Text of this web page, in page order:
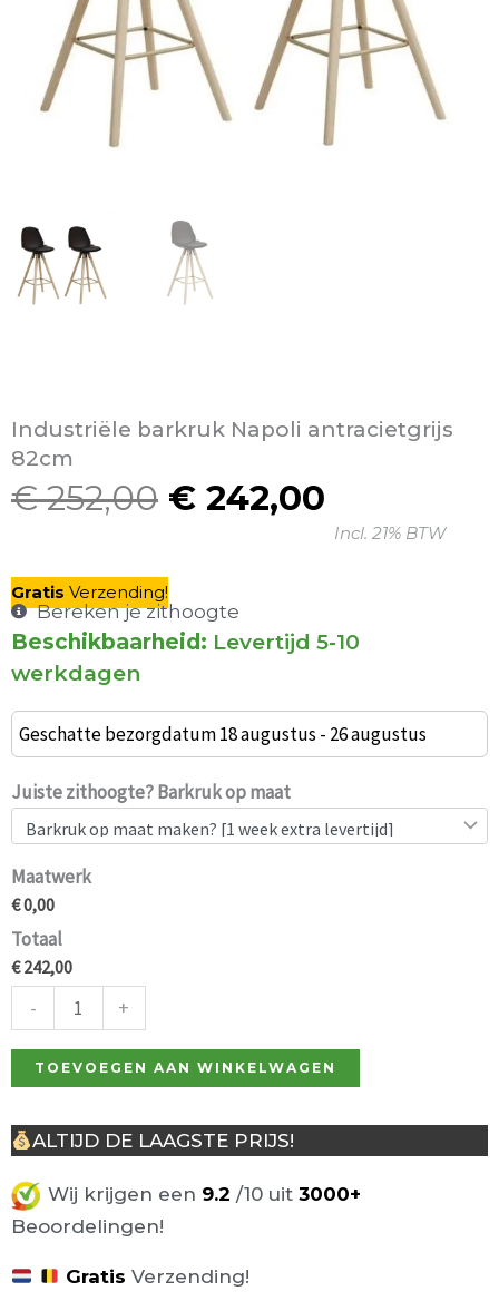
Industriële barkruk Napoli antracietgrijs
82cm
€252,00
Oorspronkelijke
was:
€ 252,00.
€ 242,00
Huidige
prijs
Incl. 21% BTW
Gratis Verzending!
Bereken je zithoogte
Beschikbaarheid: Levertijd 5-10
werkdagen
Geschatte bezorgdatum 18 augustus - 26 augustus
Juiste zithoogte? Barkruk op maat
Maatwerk
€ 0,00
Totaal
€ 242,00
-
Set
Oslo
Barkrukken
Zwart
75cm
aantal
+
TOEVOEGEN AAN WINKELWAGEN
ALTIJD DE LAAGSTE PRIJS!
Wij krijgen een 9.2 /10 uit 3000+
Beoordelingen!
Gratis Verzending!